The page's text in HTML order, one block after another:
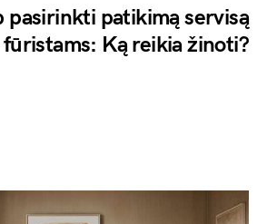
pasirinkti patikimą servisą
fūristams: Ką reikia žinoti?